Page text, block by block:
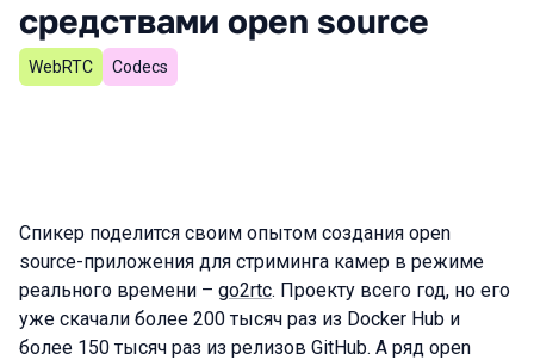
средствами open source
WebRTC Codecs
Cпикер поделится своим опытом создания open
source-приложения для стриминга камер в режиме
реального времени – go2rtc. Проекту всего год, но его
уже скачали более 200 тысяч раз из Docker Hub и
более 150 тысяч раз из релизов GitHub. А ряд open